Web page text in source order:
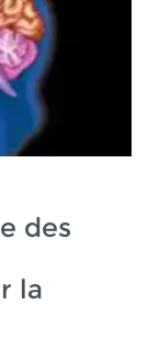
des
la